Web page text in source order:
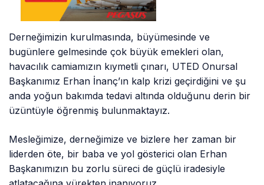
​Derneğimizin kurulmasında, büyümesinde ve
bugünlere gelmesinde çok büyük emekleri olan,
havacılık camiamızın kıymetli çınarı, UTED Onursal
Başkanımız Erhan İnanç’ın kalp krizi geçirdiğini ve şu
anda yoğun bakımda tedavi altında olduğunu derin bir
üzüntüyle öğrenmiş bulunmaktayız.
​Mesleğimize, derneğimize ve bizlere her zaman bir
liderden öte, bir baba ve yol gösterici olan Erhan
Başkanımızın bu zorlu süreci de güçlü iradesiyle